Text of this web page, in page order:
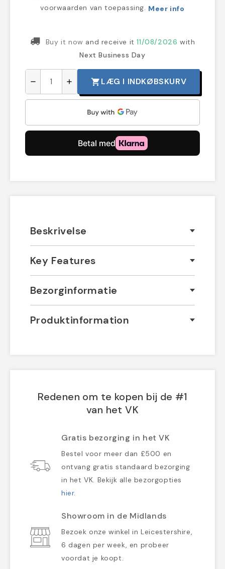
voorwaarden van toepassing. Meer info
Buy it now and receive it11/08/2026 with
Next Business Day
remove add shopping_cart LÆG I INDKØBSKURV
Beskrivelse
Key Features
Bezorginformatie
Produktinformation
Redenen om te kopen bij de #1
van het VK
Gratis bezorging in het VK
Bestel voor meer dan £500 en
ontvang gratis standaard bezorging
in het VK. Bekijk alle bezorgopties
hier.
Showroom in de Midlands
Bezoek onze winkel in Leicestershire,
6 dagen per week, en probeer
voordat je koopt.